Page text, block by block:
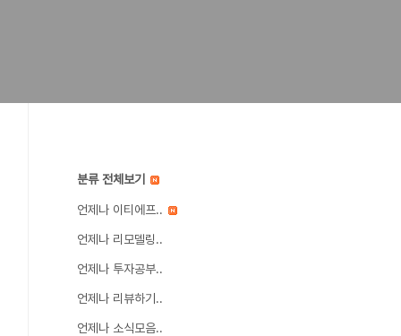
분류 전체보기
언제나 이티에프..
언제나 리모델링..
언제나 투자공부..
언제나 리뷰하기..
언제나 소식모음..